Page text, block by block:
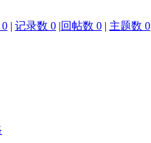
| 记录数 0 |回帖数 0 | 主题数 0